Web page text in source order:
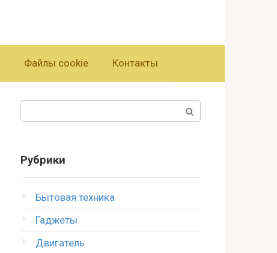
Файлы cookie Контакты
Рубрики
Бытовая техника
Гаджеты
Двигатель